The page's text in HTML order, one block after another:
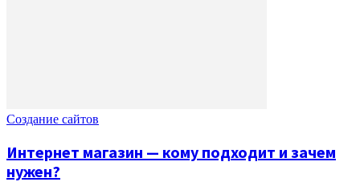
Создание сайтов
Интернет магазин — кому подходит и зачем
нужен?